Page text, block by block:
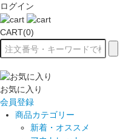
ログイン
CART(0)
お気に入り
会員登録
商品カテゴリー
新着・オススメ